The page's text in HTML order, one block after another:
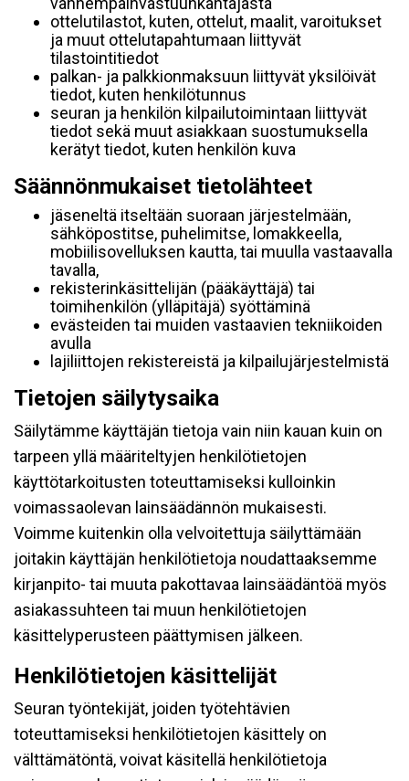
ottelutilastot, kuten, ottelut, maalit, varoitukset
ja muut ottelutapahtumaan liittyvät
tilastointitiedot
palkan- ja palkkionmaksuun liittyvät yksilöivät
tiedot, kuten henkilötunnus
seuran ja henkilön kilpailutoimintaan liittyvät
tiedot sekä muut asiakkaan suostumuksella
kerätyt tiedot, kuten henkilön kuva
Säännönmukaiset tietolähteet
jäseneltä itseltään suoraan järjestelmään,
sähköpostitse, puhelimitse, lomakkeella,
mobiilisovelluksen kautta, tai muulla vastaavalla
tavalla,
rekisterinkäsittelijän (pääkäyttäjä) tai
toimihenkilön (ylläpitäjä) syöttäminä
evästeiden tai muiden vastaavien tekniikoiden
avulla
lajiliittojen rekistereistä ja kilpailujärjestelmistä
Tietojen säilytysaika
Säilytämme käyttäjän tietoja vain niin kauan kuin on
tarpeen yllä määriteltyjen henkilötietojen
käyttötarkoitusten toteuttamiseksi kulloinkin
voimassaolevan lainsäädännön mukaisesti.
Voimme kuitenkin olla velvoitettuja säilyttämään
joitakin käyttäjän henkilötietoja noudattaaksemme
kirjanpito- tai muuta pakottavaa lainsäädäntöä myös
asiakassuhteen tai muun henkilötietojen
käsittelyperusteen päättymisen jälkeen.
Henkilötietojen käsittelijät
Seuran työntekijät, joiden työtehtävien
toteuttamiseksi henkilötietojen käsittely on
välttämätöntä, voivat käsitellä henkilötietoja